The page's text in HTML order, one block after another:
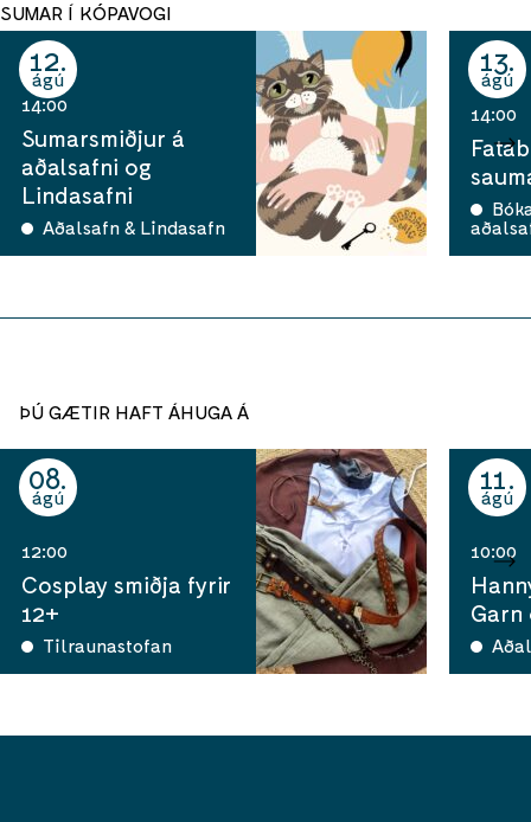
SUMAR Í KÓPAVOGI
12
ágú
14:00
Sumarsmiðjur á
aðalsafni og
Lindasafni
Aðalsafn & Lindasafn
13
ágú
14:00
ÞÚ GÆTIR HAFT ÁHUGA Á
08
ágú
12:00
Cosplay smiðja fyrir
12+
Tilraunastofan
11
ágú
10:00
Garn